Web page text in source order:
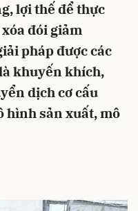
lợi thế để thực
đói giảm
pháp được các
khuyến khích,
dịch cơ cấu
hình sản xuất, mô